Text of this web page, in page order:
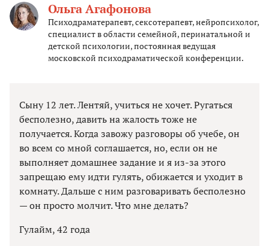
Ольга Агафонова
Психодраматерапевт, сексотерапевт, нейропсихолог,
специалист в области семейной, перинатальной и
детской психологии, постоянная ведущая
московской психодраматической конференции.
Сыну 12 лет. Лентяй, учиться не хочет. Ругаться
бесполезно, давить на жалость тоже не
получается. Когда завожу разговоры об учебе, он
во всем со мной соглашается, но, если он не
выполняет домашнее задание и я из-за этого
запрещаю ему идти гулять, обижается и уходит в
комнату. Дальше с ним разговаривать бесполезно
— он просто молчит. Что мне делать?
Гулайм, 42 года